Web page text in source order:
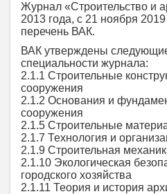
Журнал «Строительство и
2013 года, c 21 ноября 2019
перечень ВАК.
ВАК утверждены
специальности журнала:
2.1.1 Строительные
сооружения
2.1.2 Основания и
сооружения
2.1.5 Строительные
2.1.7 Технология и
2.1.9 Строительная
2.1.10 Экологическая
городского хозяйства
2.1.11 Теория и история